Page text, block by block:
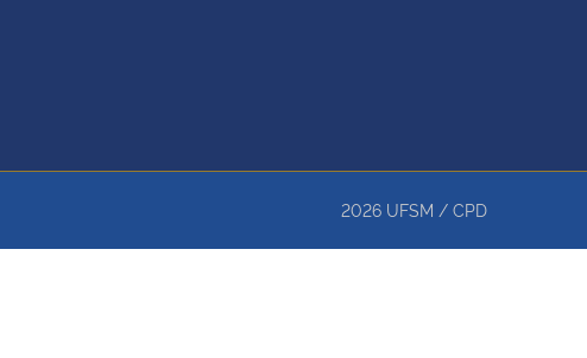
2026 UFSM / CPD